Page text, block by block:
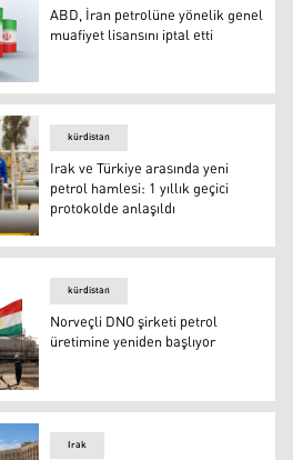
genel muafiyet lisansını
ABD, İran petrolüne yönelik genel
muafiyet lisansını iptal etti
yeni petrol hamlesi: 1 yıllık
kürdistan
Irak ve Türkiye arasında yeni
petrol hamlesi: 1 yıllık geçici
protokolde anlaşıldı
üretimine yeniden başlıyor
kürdistan
Norveçli DNO şirketi petrol
üretimine yeniden başlıyor
Irak